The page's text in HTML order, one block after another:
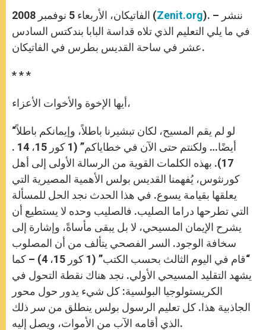
p
p
g
e
r
o
k
r الفاتيكان، الأربعاء 5 نوفمبر 2008 (Zenit.org). – ننشر
في ما يلي التعليم الذي تلاه قداسة البابا بندكتس السادس
عشر في ساحة القديس بطرس في الفاتيكان.
* * *
أيها الإخوة والأخوات الأعزاء،
“لو لم يقم المسيح، لكان تبشيرنا باطلاً، وإيمانكم باطلاً
أيضًا… ولكنتم حتى الآن في خطاياكم” (1 كور 15، 14 .
17). بهذه الكلمات القوية من الرسالة الأولى إلى أهل
كورنثوس، يُفهمنا القديس بولس الأهمية المصيرية التي
يعلقها بقيامة يسوع. في هذا الحدث نجد الحل للمسألة
التي تطرحها دراما الصليب. فالصليب وحده لا يستطيع أن
يشرح الإيمان المسيحي، لا بل يبقى مأساةً، وإشارة إلى
سخافة الوجود. السر الفصحي يتألف من أن المصلوب
“قام في اليوم الثالث بحسب الكتب” (1 كور 15، 4) – كما
يشهد التقليد المسيحي الأولي. نجد هناك نقطة التحول في
الكريستولوجيا البولسية: كل شيء يدور حول محور
الجاذبية هذا. كل تعليم الرسول بولس ينطلق من سر ذلك
الذي أقامه الآب من الأموات، ويصل إليه.